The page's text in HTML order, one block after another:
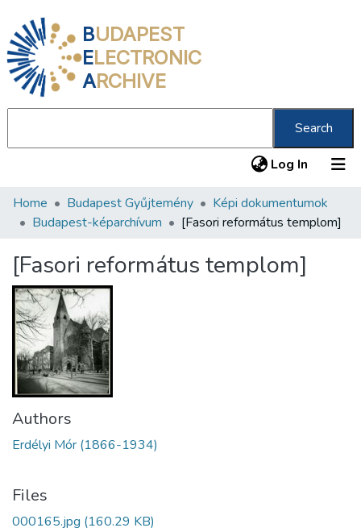
BUDAPEST
ELECTRONIC
ARCHIVE
Search
Log In (current)
Communities & Collections
Statistics
About us
Home Budapest Gyűjtemény
Képi dokumentumok
Budapest-képarchívum
[Fasori református templom]
[Fasori református templom]
Authors
Erdélyi Mór (1866-1934)
Files
000165.jpg (160.29 KB)